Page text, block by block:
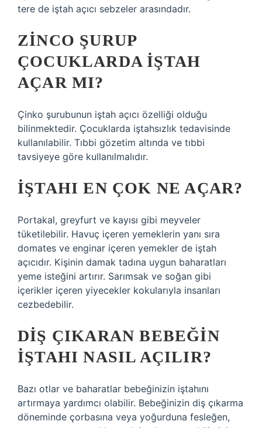
tere de iştah açıcı sebzeler arasındadır.
ZINCO ŞURUP
ÇOCUKLARDA IŞTAH
AÇAR MI?
Çinko şurubunun iştah açıcı özelliği olduğu
bilinmektedir. Çocuklarda iştahsızlık tedavisinde
kullanılabilir. Tıbbi gözetim altında ve tıbbi
tavsiyeye göre kullanılmalıdır.
İŞTAHI EN ÇOK NE AÇAR?
Portakal, greyfurt ve kayısı gibi meyveler
tüketilebilir. Havuç içeren yemeklerin yanı sıra
domates ve enginar içeren yemekler de iştah
açıcıdır. Kişinin damak tadına uygun baharatları
yeme isteğini artırır. Sarımsak ve soğan gibi
içerikler içeren yiyecekler kokularıyla insanları
cezbedebilir.
DIŞ ÇIKARAN BEBEĞIN
IŞTAHI NASIL AÇILIR?
Bazı otlar ve baharatlar bebeğinizin iştahını
artırmaya yardımcı olabilir. Bebeğinizin diş çıkarma
döneminde çorbasına veya yoğurduna fesleğen,